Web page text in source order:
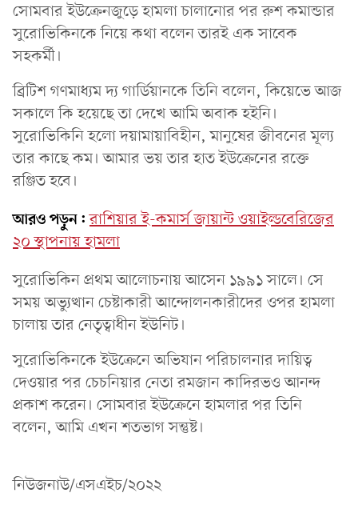
সোমবার ইউক্রেনজুড়ে হামলা চালানোর পর রুশ কমান্ডার
সুরোভিকিনকে নিয়ে কথা বলেন তারই এক সাবেক
সহকর্মী।
ব্রিটিশ গণমাধ্যম দ্য গার্ডিয়ানকে তিনি বলেন, কিয়েভে আজ
সকালে কি হয়েছে তা দেখে আমি অবাক হইনি।
সুরোভিকিনি হলো দয়ামায়াবিহীন, মানুষের জীবনের মূল্য
তার কাছে কম। আমার ভয় তার হাত ইউক্রেনের রক্তে
রঞ্জিত হবে।
আরও পড়ুন: রাশিয়ার ই-কমার্স জায়ান্ট ওয়াইল্ডবেরিজের
২০ স্থাপনায় হামলা
সুরোভিকিন প্রথম আলোচনায় আসেন ১৯৯১ সালে। সে
সময় অভ্যুত্থান চেষ্টাকারী আন্দোলনকারীদের ওপর হামলা
চালায় তার নেতৃত্বাধীন ইউনিট।
সুরোভিকিনকে ইউক্রেনে অভিযান পরিচালনার দায়িত্ব
দেওয়ার পর চেচনিয়ার নেতা রমজান কাদিরভও আনন্দ
প্রকাশ করেন। সোমবার ইউক্রেনে হামলার পর তিনি
বলেন, আমি এখন শতভাগ সন্তুষ্ট।
নিউজনাউ/এসএইচ/২০২২